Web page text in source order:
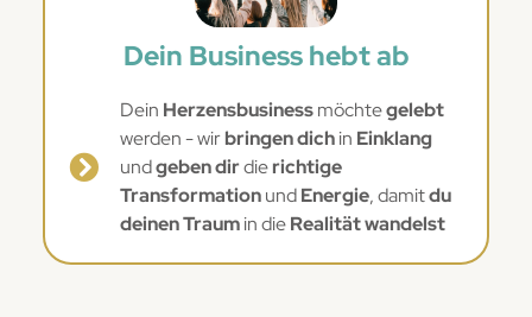
Dein Business hebt ab
Dein Herzensbusinessmöchtegelebt
werden - wirbringen dichin Einklang
undgeben dirdierichtige
TransformationundEnergie, damitdu
deinen Traumin dieRealität wandelst